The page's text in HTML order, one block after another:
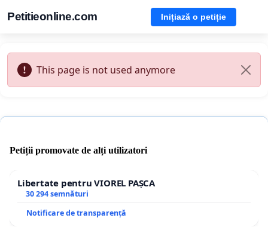
Petitieonline.com Inițiază o petiție
This page is not used anymore
Petiții promovate de alți utilizatori
Libertate pentru VIOREL PAȘCA
30 294 semnături
Notificare de transparență